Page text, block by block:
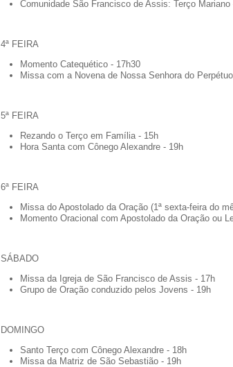
Comunidade São Francisco de Assis: Terço Mariano
4ª FEIRA
Momento Catequético - 17h30
Missa com a Novena de Nossa Senhora do
5ª FEIRA
Rezando o Terço em Família - 15h
Hora Santa com Cônego Alexandre - 19h
6ª FEIRA
Missa do Apostolado da Oração (1ª sexta-feira do
Momento Oracional com Apostolado da Oração ou
SÁBADO
Missa da Igreja de São Francisco de Assis - 17h
Grupo de Oração conduzido pelos Jovens - 19h
DOMINGO
Santo Terço com Cônego Alexandre - 18h
Missa da Matriz de São Sebastião - 19h